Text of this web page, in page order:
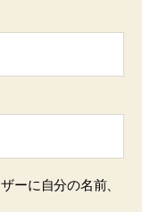
ーに自分の名前、